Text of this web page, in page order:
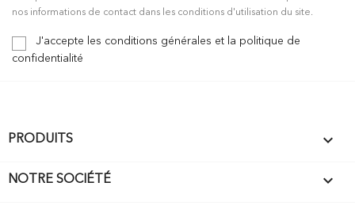
nos informations de contact dans les conditions d'utilisation du site.
J'accepte les conditions générales et la politique de
confidentialité
PRODUITS 
NOTRE SOCIÉTÉ 